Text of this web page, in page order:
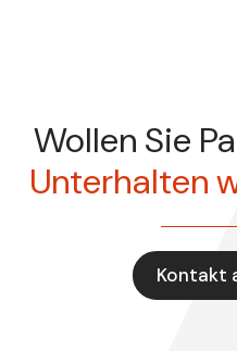
Wollen Sie
Unterhalten
Kontakt